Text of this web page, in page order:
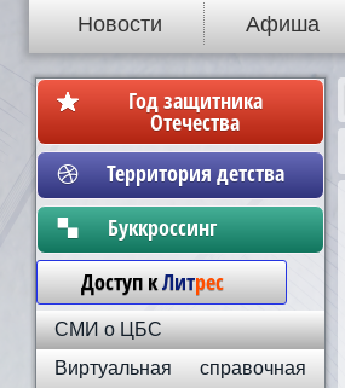
Новости Афиша
Год защитника
Отечества
Территория детства
Бyккpoccинг
Доступ кЛитрес
СМИ о ЦБС
Виртуальная справочная